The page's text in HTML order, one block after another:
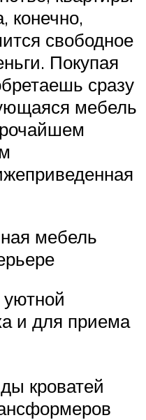
конечно,
свободное
Покупая
сразу
мебель
мебель
и для приема
кроватей